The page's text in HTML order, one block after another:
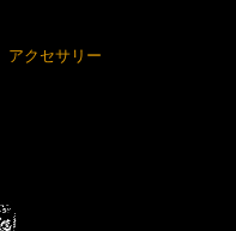
アクセサリー